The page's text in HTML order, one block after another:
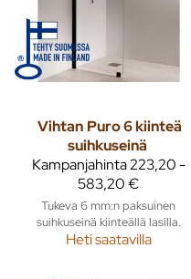
Vihtan Puro 6 kiinteä
suihkuseinä
Kampanjahinta223,20 -
583,20 €
Tukeva 6 mm:n paksuinen
suihkuseinä kiinteällä lasilla.
Heti saatavilla